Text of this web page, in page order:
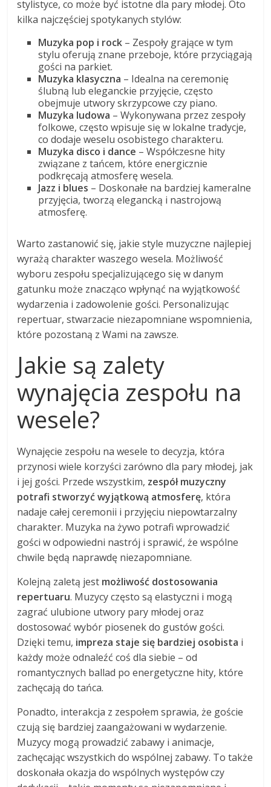
stylistyce, co może być istotne dla pary młodej. Oto
kilka najczęściej spotykanych stylów:
Muzyka pop i rock – Zespoły grające w tym
stylu oferują znane przeboje, które przyciągają
gości na parkiet.
Muzyka klasyczna – Idealna na ceremonię
ślubną lub eleganckie przyjęcie, często
obejmuje utwory skrzypcowe czy piano.
Muzyka ludowa – Wykonywana przez zespoły
folkowe, często wpisuje się w lokalne tradycje,
co dodaje weselu osobistego charakteru.
Muzyka disco i dance – Współczesne hity
związane z tańcem, które energicznie
podkręcają atmosferę wesela.
Jazz i blues – Doskonałe na bardziej kameralne
przyjęcia, tworzą elegancką i nastrojową
atmosferę.
Warto zastanowić się, jakie style muzyczne najlepiej
wyrażą charakter waszego wesela. Możliwość
wyboru zespołu specjalizującego się w danym
gatunku może znacząco wpłynąć na wyjątkowość
wydarzenia i zadowolenie gości. Personalizując
repertuar, stwarzacie niezapomniane wspomnienia,
które pozostaną z Wami na zawsze.
Jakie są zalety
wynajęcia zespołu na
wesele?
Wynajęcie zespołu na wesele to decyzja, która
przynosi wiele korzyści zarówno dla pary młodej, jak
i jej gości. Przede wszystkim, zespół muzyczny
potrafi stworzyć wyjątkową atmosferę, która
nadaje całej ceremonii i przyjęciu niepowtarzalny
charakter. Muzyka na żywo potrafi wprowadzić
gości w odpowiedni nastrój i sprawić, że wspólne
chwile będą naprawdę niezapomniane.
Kolejną zaletą jest możliwość dostosowania
repertuaru. Muzycy często są elastyczni i mogą
zagrać ulubione utwory pary młodej oraz
dostosować wybór piosenek do gustów gości.
Dzięki temu, impreza staje się bardziej osobista i
każdy może odnaleźć coś dla siebie – od
romantycznych ballad po energetyczne hity, które
zachęcają do tańca.
Ponadto, interakcja z zespołem sprawia, że goście
czują się bardziej zaangażowani w wydarzenie.
Muzycy mogą prowadzić zabawy i animacje,
zachęcając wszystkich do wspólnej zabawy. To także
doskonała okazja do wspólnych występów czy